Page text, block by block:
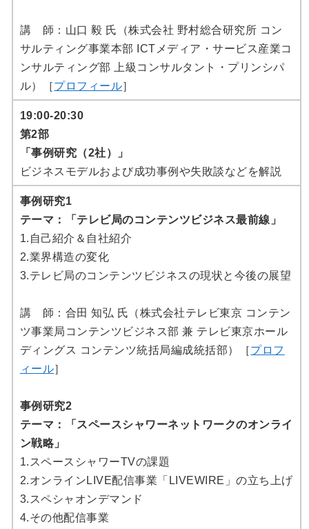
講 師：山口 毅 氏（株式会社 野村総合研究所 コン
サルティング事業本部 ICTメディア・サービス産業コ
ンサルティング部 上級コンサルタント・プリンシパ
ル）［プロフィール］
19:00-20:30
第2部
「事例研究（2社）」
ビジネスモデルおよび成功事例や失敗談などを解説
事例研究1
テーマ：「テレビ局のコンテンツビジネス最前線」
1.自己紹介＆自社紹介
2.業界構造の変化
3.テレビ局のコンテンツビジネスの現状と今後の展望
講 師：合田 知弘 氏（株式会社テレビ東京 コンテン
ツ事業局コンテンツビジネス部 兼 テレビ東京ホール
ディングス コンテンツ統括局編成統括部）［プロフ
ィール］
事例研究2
テーマ：「スペースシャワーネットワークのオンライ
ン戦略」
1.スペースシャワーTVの課題
2.オンラインLIVE配信事業「LIVEWIRE」の立ち上げ
3.スペシャオンデマンド
4.その他配信事業